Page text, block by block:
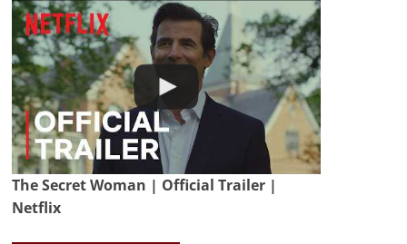
The Secret Woman | Official Trailer |
Netflix